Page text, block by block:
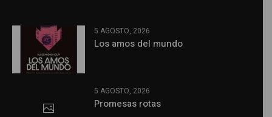
5 AGOSTO, 2026
Los amos del mundo
5 AGOSTO, 2026
Promesas rotas